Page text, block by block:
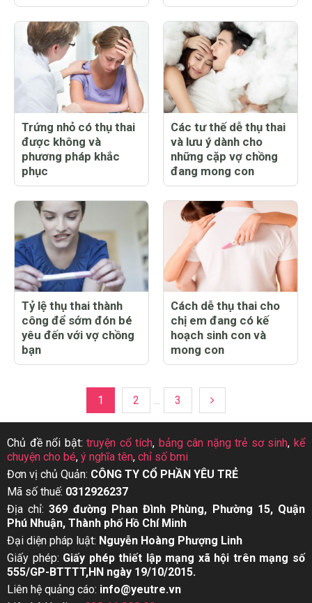
Trứng nhỏ có thụ thai
được không và
phương pháp khắc
phục
Các tư thế dễ thụ thai
và lưu ý dành cho
những cặp vợ chồng
đang mong con
Tỷ lệ thụ thai thành
công để sớm đón bé
yêu đến với vợ chồng
bạn
Cách dễ thụ thai cho
chị em đang có kế
hoạch sinh con và
mong con
1 2 ... 3
Chủ đề nổi bật:truyện cổ tích, bảng cân nặng trẻ sơ sinh, kể
chuyện cho bé, ý nghĩa tên, chỉ số bmi
Đơn vị chủ Quản: CÔNG TY CỔ PHẦN YÊU TRẺ
Mã số thuế: 0312926237
Địa chỉ:369 đường Phan Đình Phùng, Phường 15, Quận
Phú Nhuận, Thành phố Hồ Chí Minh
Đại diện pháp luật: Nguyễn Hoàng Phượng Linh
Giấy phép: Giấy phép thiết lập mạng xã hội trên mạng số
555/GP-BTTTT,HN ngày 19/10/2015.
Liên hệ quảng cáo: info@yeutre.vn